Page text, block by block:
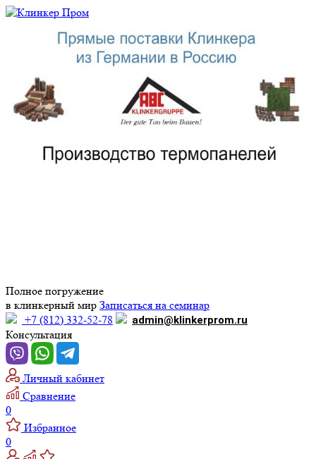
Полное погружение
в клинкерный мир Записаться на семинар
+7 (812) 332-52-78
admin@klinkerprom.ru
Консультация
Личный кабинет
Сравнение
0
Избранное
0